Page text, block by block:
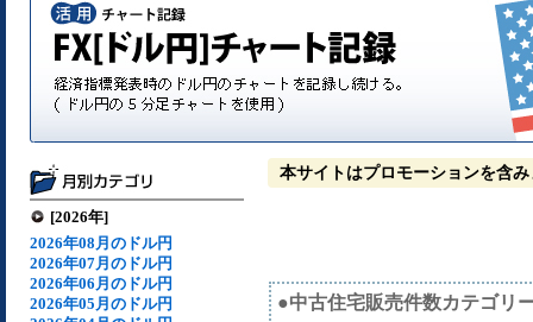
[2026年]
2026年08月のドル円
2026年07月のドル円
2026年06月のドル円
2026年05月のドル円
本サイトはプロモーションを含み
●中古住宅販売件数カテゴリ